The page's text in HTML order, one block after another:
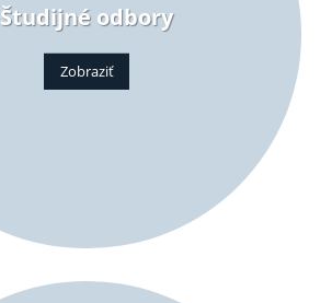
Študijné odbory
Zobraziť